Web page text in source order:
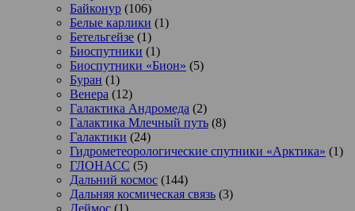
Байконур (106)
Белые карлики (1)
Бетельгейзе (1)
Биоспутники (1)
Биоспутники «Бион» (5)
Буран (1)
Венера (12)
Галактика Андромеда (2)
Галактика Млечный путь (8)
Галактики (24)
Гидрометеорологические спутники «Арктика» (1)
ГЛОНАСС (5)
Дальний космос (144)
Дальняя космическая связь (3)
Деймос (1)